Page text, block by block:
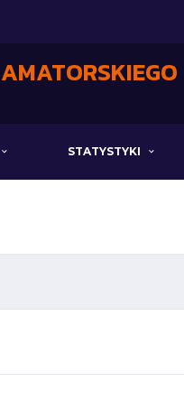
STATYSTYKI